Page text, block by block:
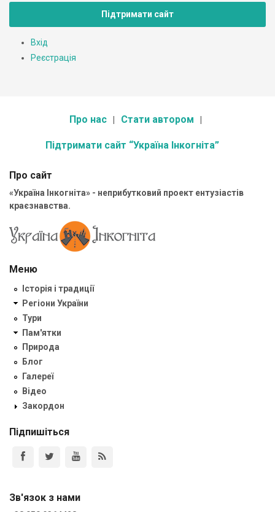
Підтримати сайт
Вхід
Реєстрація
Про нас Стати автором
Підтримати сайт “Україна Інкогніта”
Про сайт
«Україна Інкогніта» - неприбутковий проект ентузіастів
краєзнавства.
Меню
Історія і традиції
Регіони України
Тури
Пам'ятки
Природа
Блог
Галереї
Відео
Закордон
Підпишіться
Зв'язок з нами